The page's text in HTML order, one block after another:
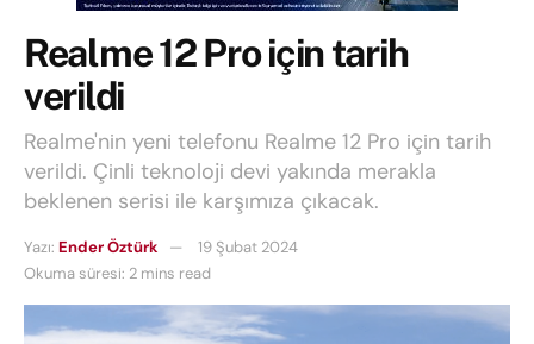
Realme 12 Pro için tarih
verildi
Realme'nin yeni telefonu Realme 12 Pro için tarih
verildi. Çinli teknoloji devi yakında merakla
beklenen serisi ile karşımıza çıkacak.
Yazı: Ender Öztürk
19 Şubat 2024
Okuma süresi: 2 mins read